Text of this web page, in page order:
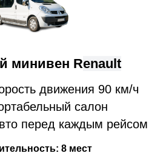
минивен Renault
движения 90 км/ч
салон
перед каждым рейсом
8 мест